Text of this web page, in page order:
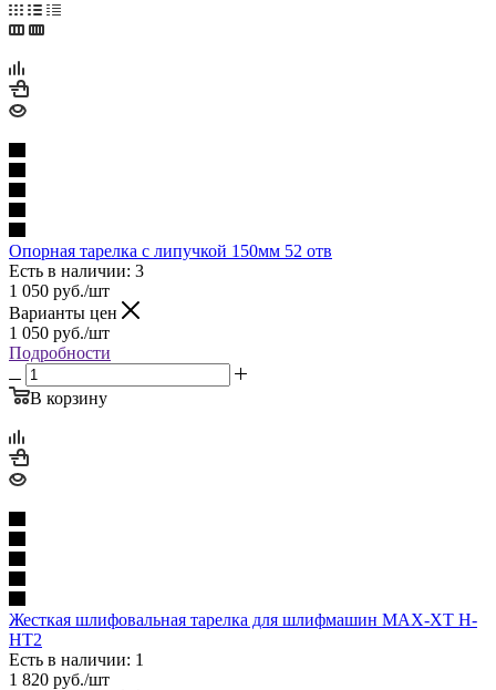
Опорная тарелка с липучкой 150мм 52 отв
Есть в наличии: 3
1 050 руб./шт
Варианты цен
1 050 руб./шт
Подробности
В корзину
Жесткая шлифовальная тарелка для шлифмашин MAX-XT H-
HT2
Есть в наличии: 1
1 820 руб./шт